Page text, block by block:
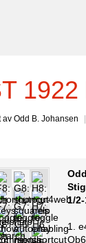
1922
av Odd B. Johansen